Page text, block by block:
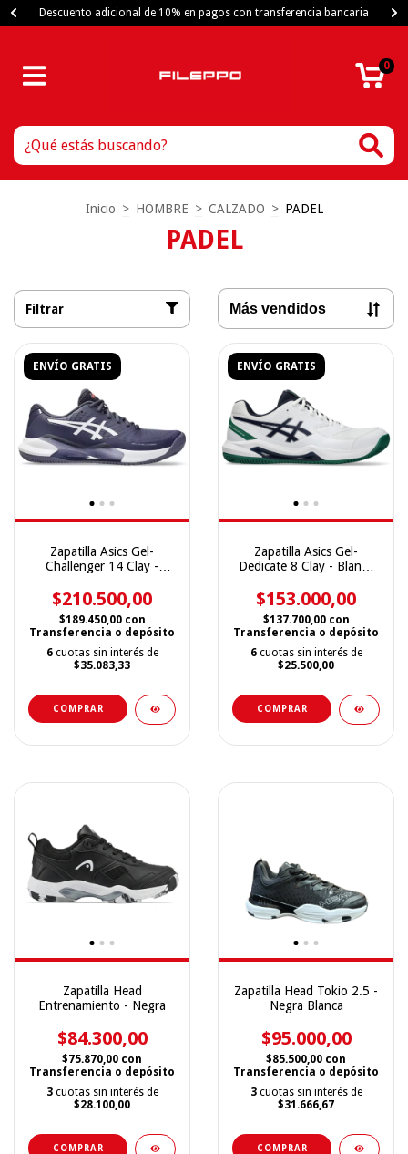
Descuento adicional de 10% en pagos con transferencia bancaria
0
Inicio > HOMBRE > CALZADO > PADEL
PADEL
Filtrar
ENVÍO GRATIS
Zapatilla Asics Gel-
Challenger 14 Clay -
$210.500,00
$189.450,00 con
Transferencia o depósito
6 cuotas sin interés de
$35.083,33
COMPRAR
ENVÍO GRATIS
Zapatilla Asics Gel-
Dedicate 8 Clay - Blanca
$153.000,00
$137.700,00 con
Transferencia o depósito
6 cuotas sin interés de
$25.500,00
COMPRAR
Zapatilla Head
Entrenamiento - Negra
$84.300,00
$75.870,00 con
Transferencia o depósito
3 cuotas sin interés de
$28.100,00
COMPRAR
Zapatilla Head Tokio 2.5 -
Negra Blanca
$95.000,00
$85.500,00 con
Transferencia o depósito
3 cuotas sin interés de
$31.666,67
COMPRAR